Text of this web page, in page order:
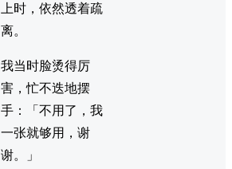
上时，依然透着疏
离。
我当时脸烫得厉
害，忙不迭地摆
手：「不用了，我
一张就够用，谢
谢。」